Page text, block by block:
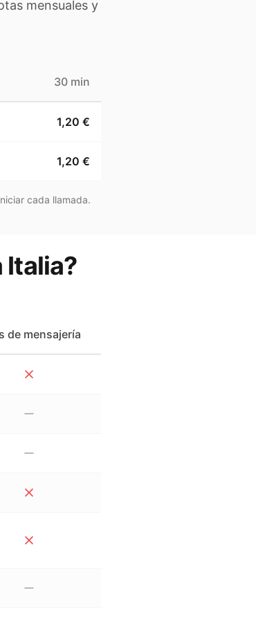
mensuales y
30 min
1,20 €
1,20 €
cada llamada.
Italia?
de mensajería